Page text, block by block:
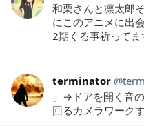
和栗さんと凛太郎
にこのアニメに出
2期くる事祈ってま
terminator
」→ドアを開く音
回るカメラワーク